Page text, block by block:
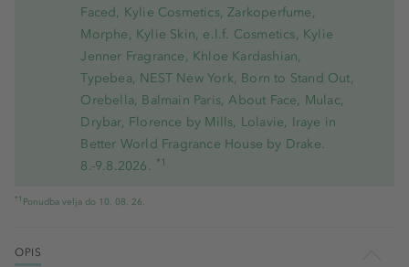
Faced, Kylie Cosmetics, Zarkoperfume,
Morphe, Kylie Skin, e.l.f. Cosmetics, Kylie
Jenner Fragrance, Khloe Kardashian,
Typebea, NEST New York, Born to Stand Out,
Orebella, Balmain Paris, About Face, Mulac,
Drybar, Florence by Mills, Lolavie, Iraye in
Better World Fragrance House by Drake.
8.-9.8.2026. *1
*1 Ponudba velja do 10. 08. 26.
OPIS